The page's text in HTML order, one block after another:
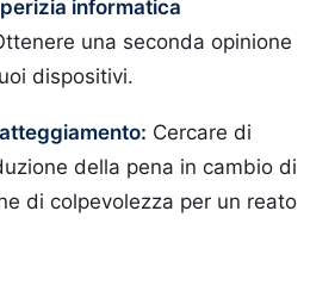
informatica
una seconda opinione
dispositivi.
Cercare di
della pena in cambio di
di colpevolezza per un reato